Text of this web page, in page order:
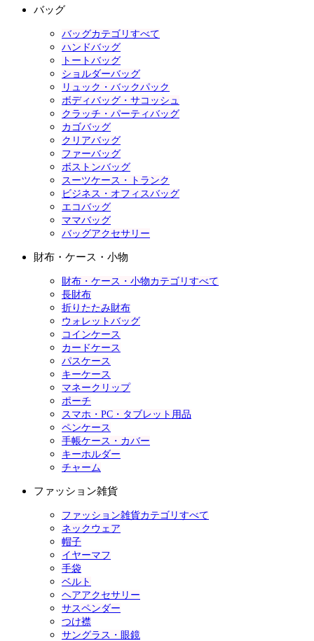
バッグ
バッグカテゴリすべて
ハンドバッグ
トートバッグ
ショルダーバッグ
リュック・バックパック
ボディバッグ・サコッシュ
クラッチ・パーティバッグ
カゴバッグ
クリアバッグ
ファーバッグ
ボストンバッグ
スーツケース・トランク
ビジネス・オフィスバッグ
エコバッグ
ママバッグ
バッグアクセサリー
財布・ケース・小物
財布・ケース・小物カテゴリすべて
長財布
折りたたみ財布
ウォレットバッグ
コインケース
カードケース
パスケース
キーケース
マネークリップ
ポーチ
スマホ・PC・タブレット用品
ペンケース
手帳ケース・カバー
キーホルダー
チャーム
ファッション雑貨
ファッション雑貨カテゴリすべて
ネックウェア
帽子
イヤーマフ
手袋
ベルト
ヘアアクセサリー
サスペンダー
つけ襟
サングラス・眼鏡